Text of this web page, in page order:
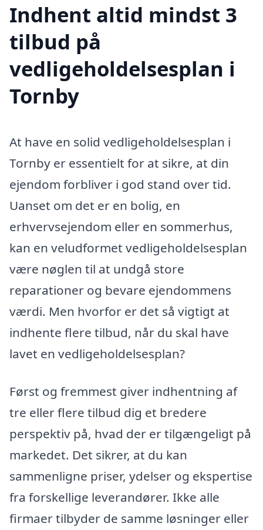
Indhent altid mindst 3
tilbud på
vedligeholdelsesplan i
Tornby
At have en solid vedligeholdelsesplan i
Tornby er essentielt for at sikre, at din
ejendom forbliver i god stand over tid.
Uanset om det er en bolig, en
erhvervsejendom eller en sommerhus,
kan en veludformet vedligeholdelsesplan
være nøglen til at undgå store
reparationer og bevare ejendommens
værdi. Men hvorfor er det så vigtigt at
indhente flere tilbud, når du skal have
lavet en vedligeholdelsesplan?
Først og fremmest giver indhentning af
tre eller flere tilbud dig et bredere
perspektiv på, hvad der er tilgængeligt på
markedet. Det sikrer, at du kan
sammenligne priser, ydelser og ekspertise
fra forskellige leverandører. Ikke alle
firmaer tilbyder de samme løsninger eller